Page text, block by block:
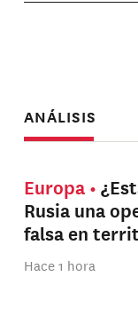
ANÁLISIS
Europa
Rusia una
falsa en
Hace 1 hora